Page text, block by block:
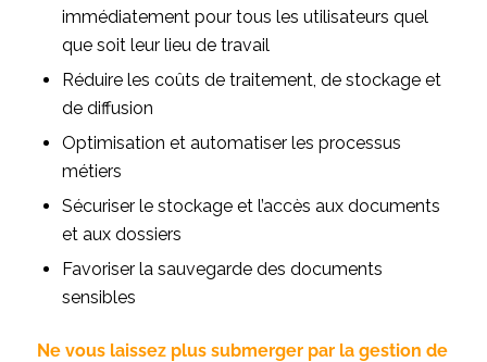
immédiatement pour tous les utilisateurs quel
que soit leur lieu de travail
Réduire les coûts de traitement, de stockage et
de diffusion
Optimisation et automatiser les processus
métiers
Sécuriser le stockage et l’accès aux documents
et aux dossiers
Favoriser la sauvegarde des documents
sensibles
Ne vous laissez plus submerger par la gestion de